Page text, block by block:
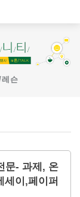
슨
문- 과제, 온
이,페이퍼